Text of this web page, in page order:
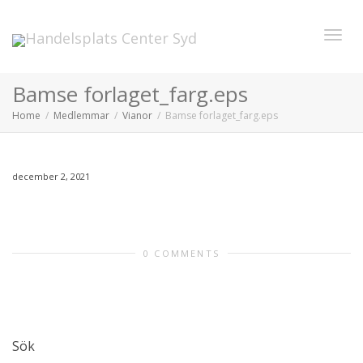
Bamse forlaget_farg.eps
Home Medlemmar Vianor Bamse forlaget_farg.eps
december 2, 2021
0 COMMENTS
Sök